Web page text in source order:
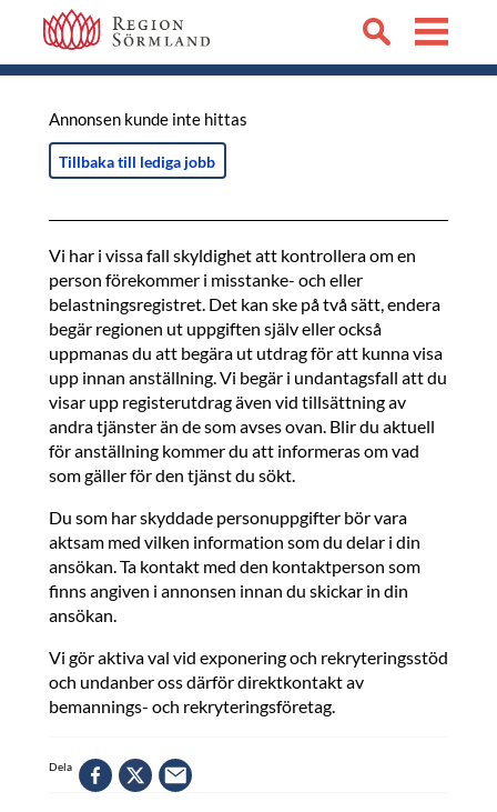
Annonsen kunde inte hittas
Tillbaka till lediga jobb
Vi har i vissa fall skyldighet att kontrollera om en
person förekommer i misstanke- och eller
belastningsregistret. Det kan ske på två sätt, endera
begär regionen ut uppgiften själv eller också
uppmanas du att begära ut utdrag för att kunna visa
upp innan anställning. Vi begär i undantagsfall att du
visar upp registerutdrag även vid tillsättning av
andra tjänster än de som avses ovan. Blir du aktuell
för anställning kommer du att informeras om vad
som gäller för den tjänst du sökt.
Du som har skyddade personuppgifter bör vara
aktsam med vilken information som du delar i din
ansökan. Ta kontakt med den kontaktperson som
finns angiven i annonsen innan du skickar in din
ansökan.
Vi gör aktiva val vid exponering och rekryteringsstöd
och undanber oss därför direktkontakt av
bemannings- och rekryteringsföretag.
Dela